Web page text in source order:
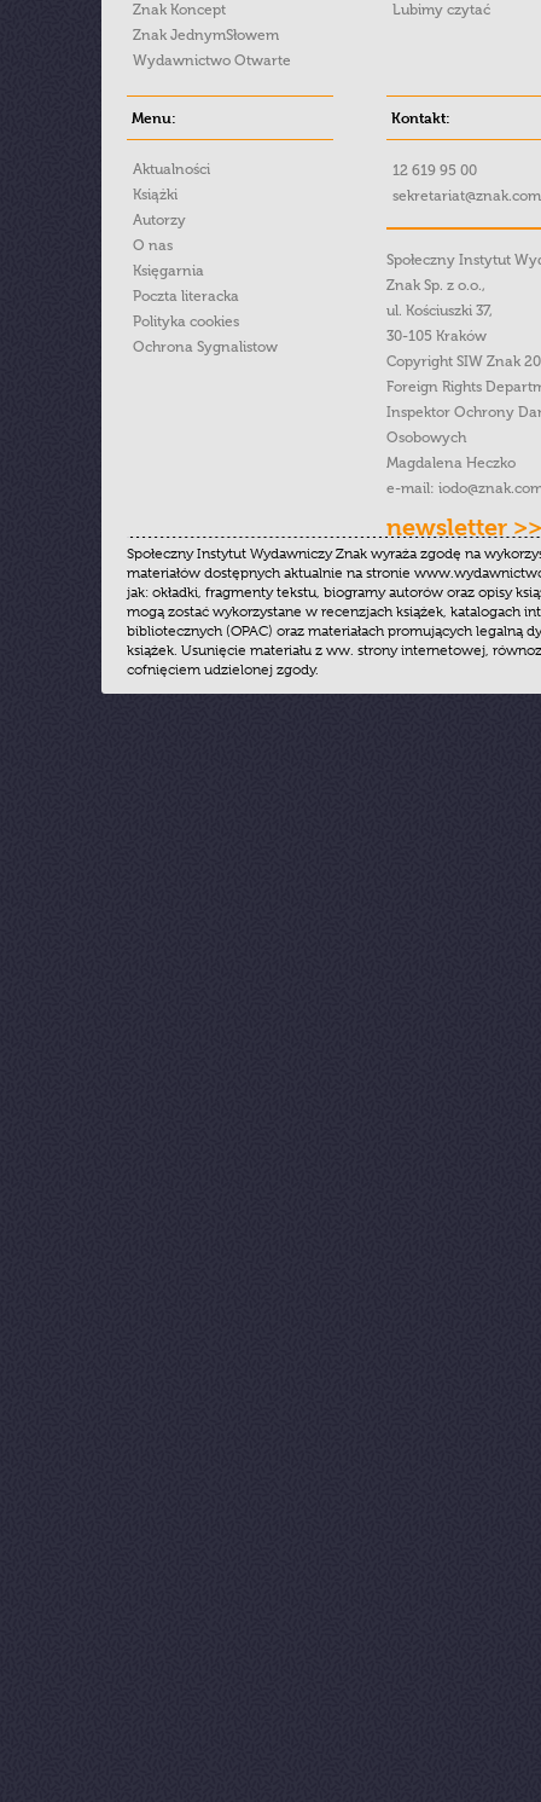
Znak Koncept
Znak JednymSłowem
Wydawnictwo Otwarte
Lubimy czytać
Menu:
Aktualności
Książki
Autorzy
O nas
Księgarnia
Poczta literacka
Polityka cookies
Ochrona Sygnalistow
Kontakt:
12 619 95 00
Społeczny Instytut
Znak Sp. z o.o.,
ul. Kościuszki 37,
30-105 Kraków
Copyright SIW Znak
Foreign Rights
Inspektor Ochrony
Osobowych
Magdalena Heczko
e-mail:
newsletter >>
Społeczny Instytut Wydawniczy Znak wyraża zgodę na
materiałów dostępnych aktualnie na stronie
jak: okładki, fragmenty tekstu, biogramy autorów oraz opisy
mogą zostać wykorzystane w recenzjach książek, katalogach
bibliotecznych (OPAC) oraz materiałach promujących legalną
książek. Usunięcie materiału z ww. strony internetowej,
cofnięciem udzielonej zgody.